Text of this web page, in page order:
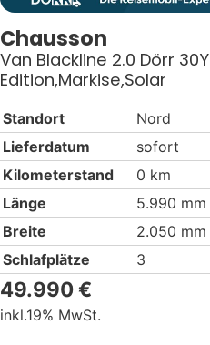
Chausson
Van Blackline 2.0 Dörr 30Y
Edition,Markise,Solar
Standort
Nord
Lieferdatum
sofort
Kilometerstand
0 km
Länge
5.990 mm
Breite
2.050 mm
Schlafplätze
3
49.990 €
19% MwSt.